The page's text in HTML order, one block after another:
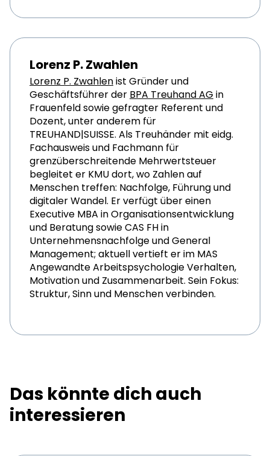
Lorenz P. Zwahlen
Lorenz P. Zwahlenist Gründer und
Geschäftsführer der BPA Treuhand AG in
Frauenfeld sowie gefragter Referent und
Dozent, unter anderem für
TREUHAND|SUISSE. Als Treuhänder mit eidg.
Fachausweis und Fachmann für
grenzüberschreitende Mehrwertsteuer
begleitet er KMU dort, wo Zahlen auf
Menschen treffen: Nachfolge, Führung und
digitaler Wandel. Er verfügt über einen
Executive MBA in Organisationsentwicklung
und Beratung sowie CAS FH in
Unternehmensnachfolge und General
Management; aktuell vertieft er im MAS
Angewandte Arbeitspsychologie Verhalten,
Motivation und Zusammenarbeit. Sein Fokus:
Struktur, Sinn und Menschen verbinden.
Das könnte dich auch
interessieren